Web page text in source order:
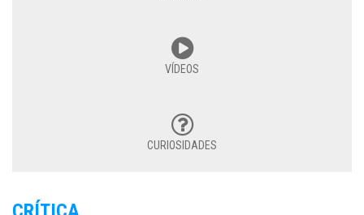
VÍDEOS
CURIOSIDADES